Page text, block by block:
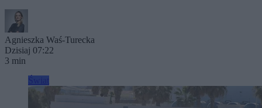
Agnieszka Waś-Turecka
Dzisiaj 07:22
3 min